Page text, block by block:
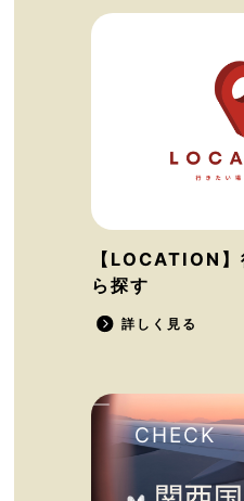
【LOCATION
ら探す
詳しく見る